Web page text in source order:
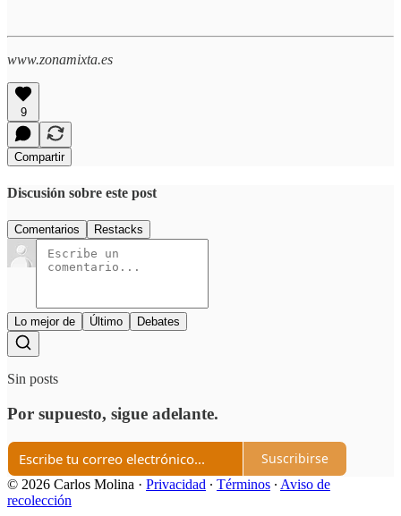
www.zonamixta.es
9
Compartir
Discusión sobre este post
Comentarios Restacks
Lo mejor de Último Debates
Sin posts
Por supuesto, sigue adelante.
Suscribirse
© 2026 Carlos Molina · Privacidad ∙ Términos ∙ Aviso de
recolección